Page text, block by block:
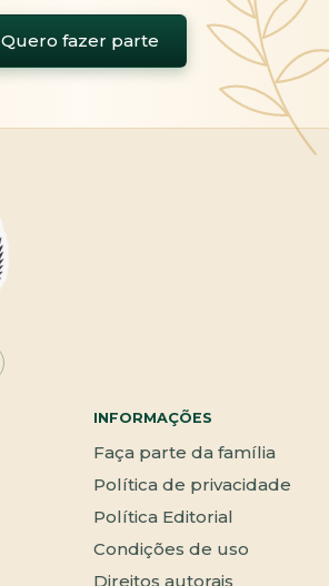
Quero fazer parte
INFORMAÇÕES
Faça parte da família
Política de privacidade
Política Editorial
Condições de uso
Direitos autorais